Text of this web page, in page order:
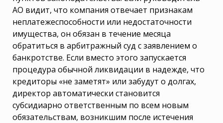
АО видит, что компания отвечает признакам
неплатежеспособности или недостаточности
имущества, он обязан в течение месяца
обратиться в арбитражный суд с заявлением о
банкротстве. Если вместо этого запускается
процедура обычной ликвидации в надежде, что
кредиторы «не заметят» или забудут о долгах,
директор автоматически становится
субсидиарно ответственным по всем новым
обязательствам, возникшим после истечения